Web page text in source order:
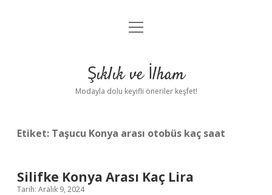
Anasayfa
Yasal Uyarı
menüyü
Şıklık ve İlham
Modayla dolu keyifli öneriler keşfet!
Etiket: Taşucu Konya arası otobüs kaç saat
Silifke Konya Arası Kaç Lira
Tarih: Aralık 9, 2024